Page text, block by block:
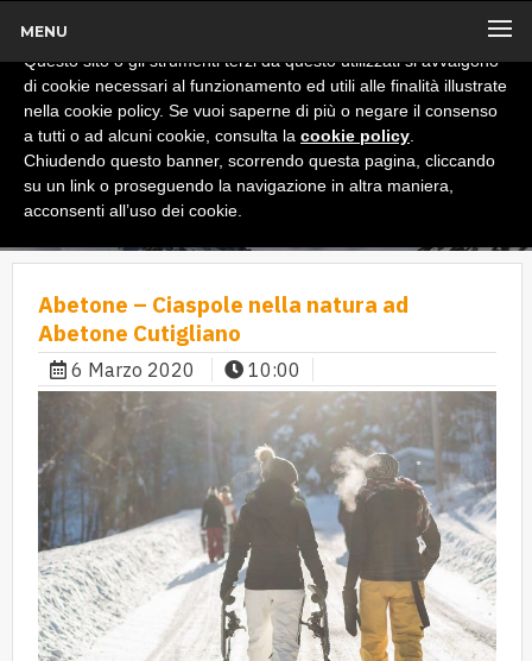
MENU
Abetone – Ciaspole nella natura ad
Abetone Cutigliano
6 Marzo 2020 10:00
x
Informativa
Questo sito o gli strumenti terzi da questo utilizzati si avvalgono
di cookie necessari al funzionamento ed utili alle finalità illustrate
nella cookie policy. Se vuoi saperne di più o negare il consenso
a tutti o ad alcuni cookie, consulta la cookie policy
Chiudendo questo banner, scorrendo questa pagina, cliccando
su un link o proseguendo la navigazione in altra maniera,
acconsenti all’uso dei cookie.